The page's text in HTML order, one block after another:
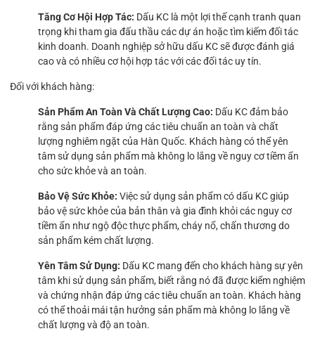
Tăng Cơ Hội Hợp Tác: Dấu KC là một lợi thế cạnh tranh quan
trọng khi tham gia đấu thầu các dự án hoặc tìm kiếm đối tác
kinh doanh. Doanh nghiệp sở hữu dấu KC sẽ được đánh giá
cao và có nhiều cơ hội hợp tác với các đối tác uy tín.
Đối với khách hàng:
Sản Phẩm An Toàn Và Chất Lượng Cao: Dấu KC đảm bảo
rằng sản phẩm đáp ứng các tiêu chuẩn an toàn và chất
lượng nghiêm ngặt của Hàn Quốc. Khách hàng có thể yên
tâm sử dụng sản phẩm mà không lo lắng về nguy cơ tiềm ẩn
cho sức khỏe và an toàn.
Bảo Vệ Sức Khỏe: Việc sử dụng sản phẩm có dấu KC giúp
bảo vệ sức khỏe của bản thân và gia đình khỏi các nguy cơ
tiềm ẩn như ngộ độc thực phẩm, cháy nổ, chấn thương do
sản phẩm kém chất lượng.
Yên Tâm Sử Dụng: Dấu KC mang đến cho khách hàng sự yên
tâm khi sử dụng sản phẩm, biết rằng nó đã được kiểm nghiệm
và chứng nhận đáp ứng các tiêu chuẩn an toàn. Khách hàng
có thể thoải mái tận hưởng sản phẩm mà không lo lắng về
chất lượng và độ an toàn.